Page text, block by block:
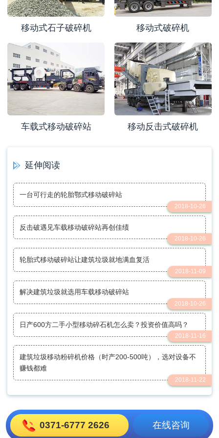
移动式石子破碎机 移动式破碎机
车载式移动破碎站 移动反击式破碎机
延伸阅读
一台可行走的轮胎鄂式移动破碎站
2018-10-26
反击破遇见车载移动破碎站再创佳绩
2018-10-26
轮胎式移动破碎站让建筑垃圾就地满血复活
2018-11-09
解决建筑垃圾就选用车载移动破碎站
2018-10-26
日产600方二手小型移动碎石机怎么卖？投资价值高吗？
2018-11-16
建筑垃圾移动粉碎机价格（时产200-500吨），选对设备不
赚钱都难
2018-11-22
0371-6777 2626 在线咨询